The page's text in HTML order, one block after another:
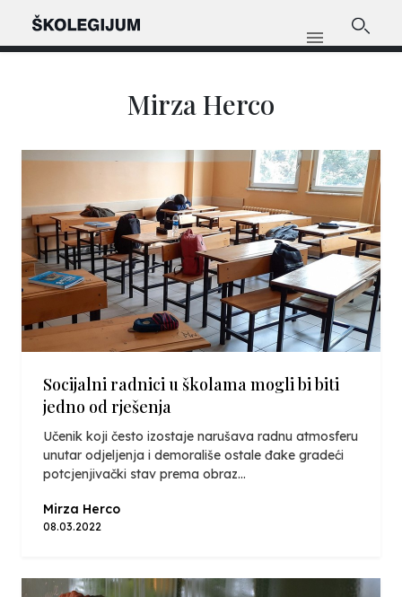
Mirza Herco
Socijalni radnici u školama mogli bi biti
jedno od rješenja
Učenik koji često izostaje narušava radnu atmosferu
unutar odjeljenja i demorališe ostale đake gradeći
potcjenjivački stav prema obraz...
Mirza Herco
08.03.2022